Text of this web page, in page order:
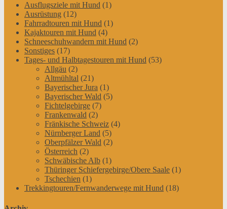
Ausflugsziele mit Hund (1)
Ausrüstung (12)
Fahrradtouren mit Hund (1)
Kajaktouren mit Hund (4)
Schneeschuhwandern mit Hund (2)
Sonstiges (17)
Tages- und Halbtagestouren mit Hund (53)
Allgäu (2)
Altmühltal (21)
Bayerischer Jura (1)
Bayerischer Wald (5)
Fichtelgebirge (7)
Frankenwald (2)
Fränkische Schweiz (4)
Nürnberger Land (5)
Oberpfälzer Wald (2)
Österreich (2)
Schwäbische Alb (1)
Thüringer Schiefergebirge/Obere Saale (1)
Tschechien (1)
Trekkingtouren/Fernwanderwege mit Hund (18)